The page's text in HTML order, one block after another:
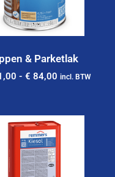
& Parketlak
- € 84,00 incl. BTW